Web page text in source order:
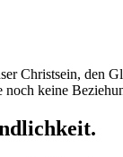
Christsein, den
keine